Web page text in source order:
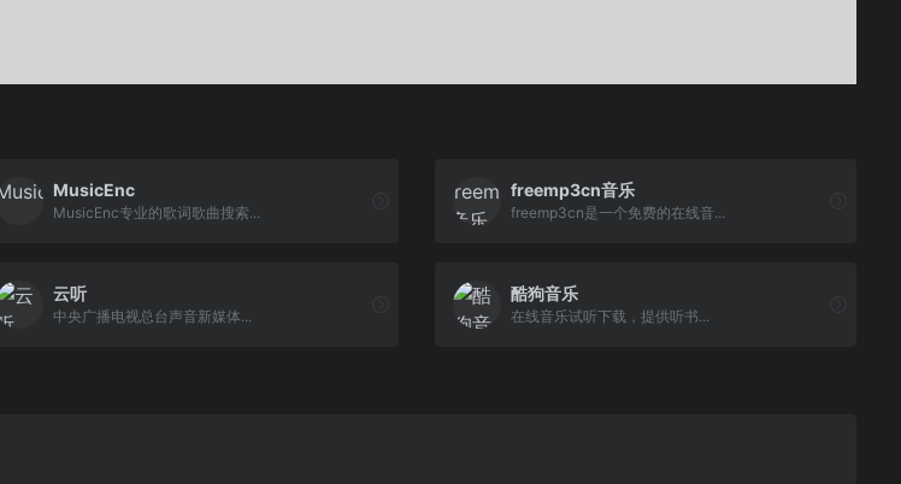
MusicEnc
MusicEnc专业的歌词歌曲搜索...
freemp3cn音乐
freemp3cn是一个免费的在线音...
云听
中央广播电视总台声音新媒体...
酷狗音乐
在线音乐试听下载，提供听书...